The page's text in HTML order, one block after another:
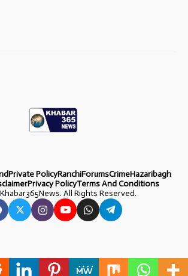
Private PolicyRanchiForumsCrimeHazaribagh
Privacy PolicyTerms And Conditions
All Rights Reserved.